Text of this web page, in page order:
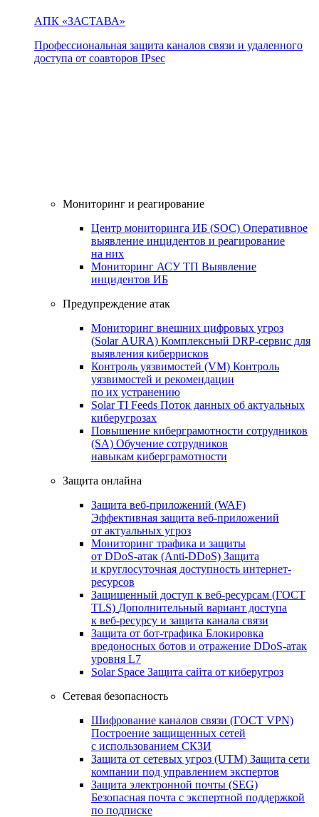
АПК «ЗАСТАВА»
Профессиональная защита каналов связи и удаленного
доступа от соавторов IPsec
Мониторинг и реагирование
Центр мониторинга ИБ (SOC) Оперативное
выявление инцидентов и реагирование
на них
Мониторинг АСУ ТП Выявление
инцидентов ИБ
Предупреждение атак
Мониторинг внешних цифровых угроз
(Solar AURA) Комплексный DRP-сервис для
выявления киберрисков
Контроль уязвимостей (VM) Контроль
уязвимостей и рекомендации
по их устранению
Solar TI Feeds Поток данных об актуальных
киберугрозах
Повышение киберграмотности сотрудников
(SA) Обучение сотрудников
навыкам киберграмотности
Защита онлайна
Защита веб-приложений (WAF)
Эффективная защита веб-приложений
от актуальных угроз
Мониторинг трафика и защиты
от DDoS‑атак (Anti‑DDoS) Защита
и круглосуточная доступность интернет-
ресурсов
Защищенный доступ к веб-ресурсам (ГОСТ
TLS) Дополнительный вариант доступа
к веб‑ресурсу и защита канала связи
Защита от бот‑трафика Блокировка
вредоносных ботов и отражение DDoS‑атак
уровня L7
Solar Space Защита сайта от киберугроз
Сетевая безопасность
Шифрование каналов связи (ГОСТ VPN)
Построение защищенных сетей
с использованием СКЗИ
Защита от сетевых угроз (UTM) Защита сети
компании под управлением экспертов
Защита электронной почты (SEG)
Безопасная почта с экспертной поддержкой
по подписке